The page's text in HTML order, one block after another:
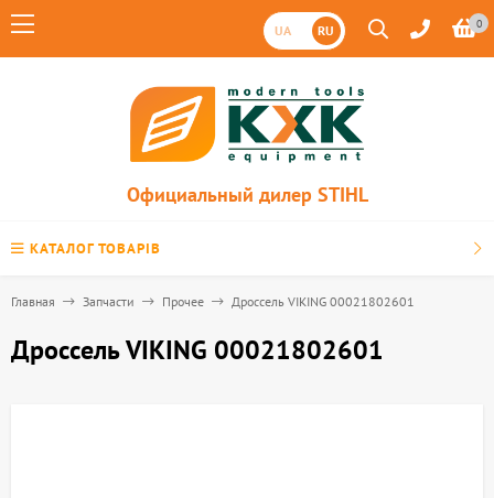
UA RU 0
Официальный дилер STIHL
КАТАЛОГ ТОВАРІВ
Главная Запчасти Прочее Дроссель VIKING 00021802601
Дроссель VIKING 00021802601